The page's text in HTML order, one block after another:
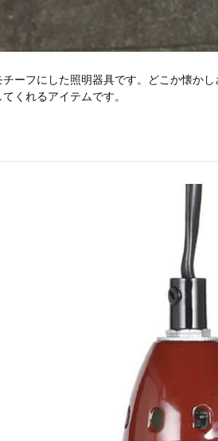
ーフにした照明器具です。どこか懐か
くれるアイテムです。